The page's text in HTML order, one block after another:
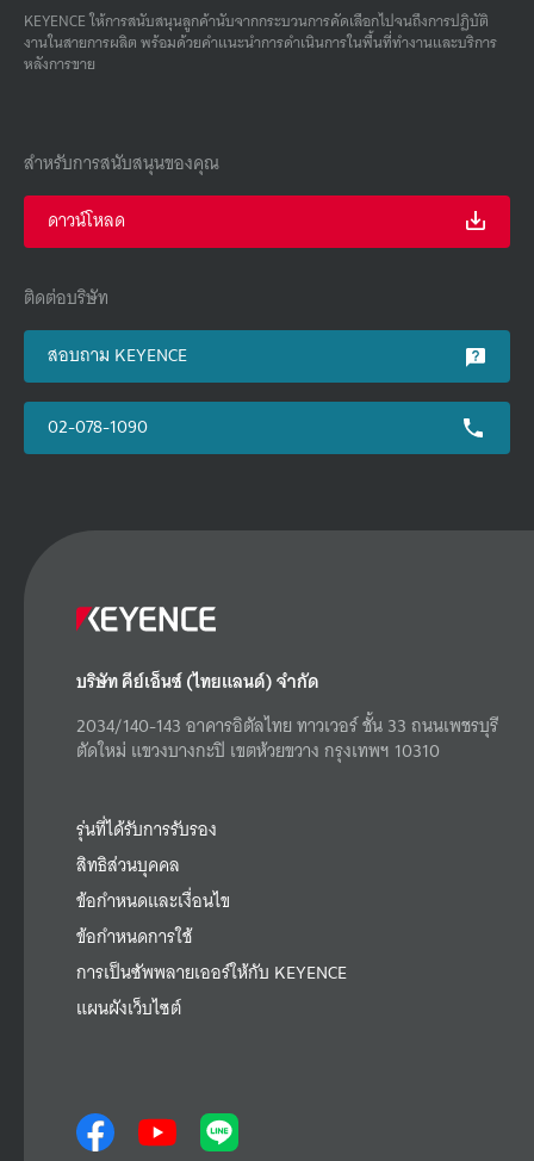
KEYENCE ให้การสนับสนุนลูกค้านับจากกระบวนการคัดเลือกไปจนถึงการปฏิบัติ
งานในสายการผลิต พร้อมด้วยคําแนะนําการดําเนินการในพื้นที่ทํางานและบริการ
หลังการขาย
สำหรับการสนับสนุนของคุณ
ดาวน์โหลด
ติดต่อบริษัท
สอบถาม KEYENCE
02-078-1090
บริษัท คีย์เอ็นซ์ (ไทยแลนด์) จำกัด
2034/140-143 อาคารอิตัลไทย ทาวเวอร์ ชั้น 33 ถนนเพชรบุรี
ตัดใหม่ แขวงบางกะปิ เขตห้วยขวาง กรุงเทพฯ 10310
รุ่นที่ได้รับการรับรอง
สิทธิส่วนบุคคล
ข้อกำหนดและเงื่อนไข
ข้อกำหนดการใช้
การเป็นซัพพลายเออร์ให้กับ KEYENCE
แผนผังเว็บไซต์